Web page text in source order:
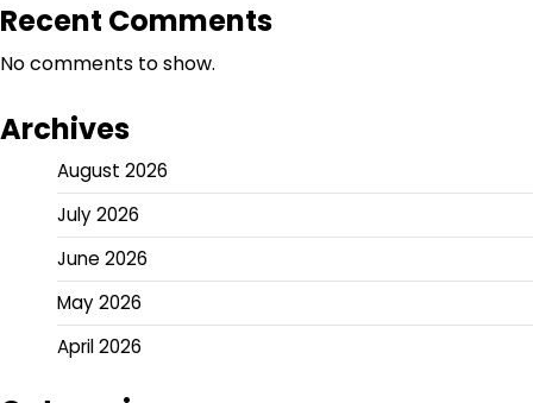
Recent Comments
No comments to show.
Archives
August 2026
July 2026
June 2026
May 2026
April 2026